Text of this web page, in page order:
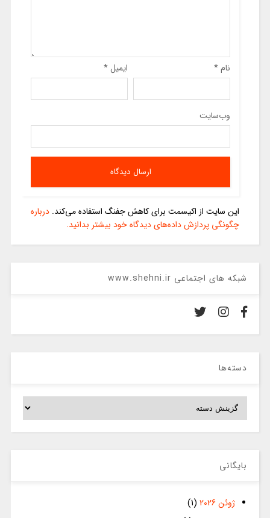
نام* ایمیل*
وب‌سایت
این سایت از اکیسمت برای کاهش جفنگ استفاده می‌کند. درباره
چگونگی پردازش داده‌های دیدگاه خود بیشتر بدانید.
شبکه های اجتماعی www.shehni.ir
دسته‌ها
دسته‌ها
بایگانی
ژوئن 2026
(1)